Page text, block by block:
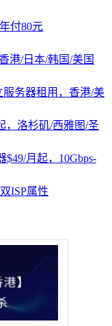
付80元
港/日本/韩国/美国
服务器租用，香港/美
，洛杉矶/西雅图/圣
$49/月起，10Gbps-
ISP属性